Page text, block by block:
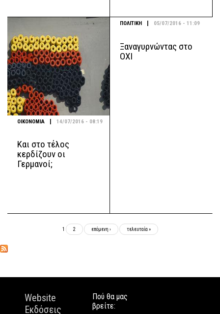
ΟΙΚΟΝΟΜΙΑ | 14/07/2016 - 08:19
Και στο τέλος
κερδίζουν οι
Γερμανοί;
ΠΟΛΙΤΙΚΗ 05/07/2016 - 11:09
Ξαναγυρνώντας στο
ΟΧΙ
1 2 επόμενη › τελευταία »
Website
Εκδόσεις
Πού θα μας
βρείτε: